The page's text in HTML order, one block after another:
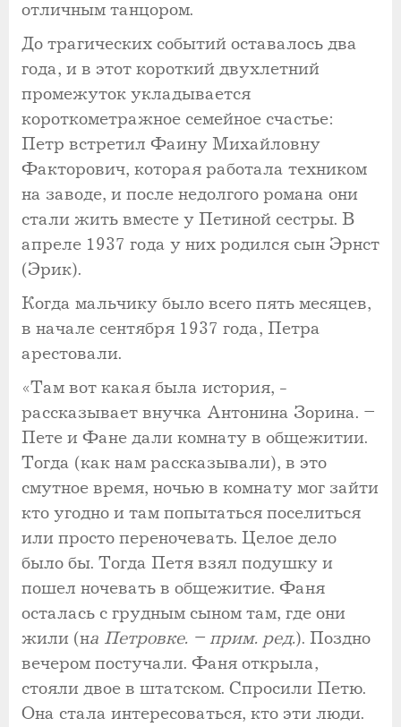
отличным танцором.
До трагических событий оставалось два
года, и в этот короткий двухлетний
промежуток укладывается
короткометражное семейное счастье:
Петр встретил Фаину Михайловну
Факторович, которая работала техником
на заводе, и после недолгого романа они
стали жить вместе у Петиной сестры. В
апреле 1937 года у них родился сын Эрнст
(Эрик).
Когда мальчику было всего пять месяцев,
в начале сентября 1937 года, Петра
арестовали.
«Там вот какая была история, -
рассказывает внучка Антонина Зорина. –
Пете и Фане дали комнату в общежитии.
Тогда (как нам рассказывали), в это
смутное время, ночью в комнату мог зайти
кто угодно и там попытаться поселиться
или просто переночевать. Целое дело
было бы. Тогда Петя взял подушку и
пошел ночевать в общежитие. Фаня
осталась с грудным сыном там, где они
жили (на Петровке. – прим. ред.). Поздно
вечером постучали. Фаня открыла,
стояли двое в штатском. Спросили Петю.
Она стала интересоваться, кто эти люди.